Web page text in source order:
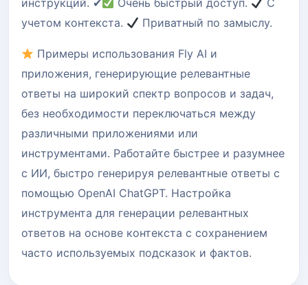
учетом контекста.
Приватный по замыслу.
Примеры использования Fly AI и
приложения, генерирующие релевантные
ответы на широкий спектр вопросов и задач,
без необходимости переключаться между
различными приложениями или
инструментами. Работайте быстрее и разумнее
с ИИ, быстро генерируя релевантные ответы с
помощью OpenAI ChatGPT. Настройка
инструмента для генерации релевантных
ответов на основе контекста с сохранением
часто используемых подсказок и фактов.